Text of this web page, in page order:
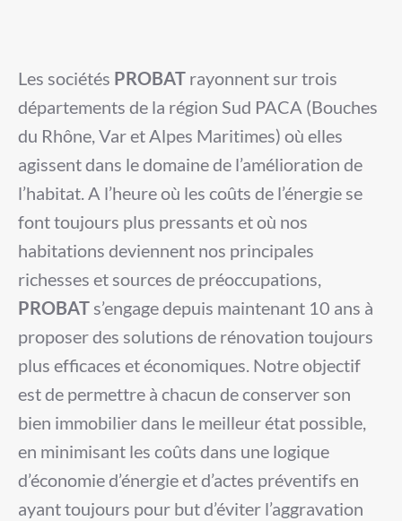
Les sociétés PROBAT rayonnent sur trois
départements de la région Sud PACA (Bouches
du Rhône, Var et Alpes Maritimes) où elles
agissent dans le domaine de l’amélioration de
l’habitat. A l’heure où les coûts de l’énergie se
font toujours plus pressants et où nos
habitations deviennent nos principales
richesses et sources de préoccupations,
PROBAT s’engage depuis maintenant 10 ans à
proposer des solutions de rénovation toujours
plus efficaces et économiques. Notre objectif
est de permettre à chacun de conserver son
bien immobilierdans le meilleur état possible,
en minimisant les coûts dans une logique
d’économie d’énergie et d’actes préventifs en
ayant toujours pour but d’éviter l’aggravation